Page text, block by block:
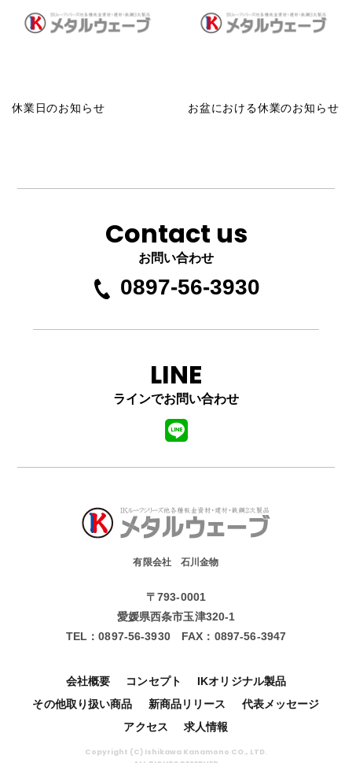
休業日のお知らせ お盆における休業のお知らせ
Contact us
お問い合わせ
0897-56-3930
LINE
ラインでお問い合わせ
有限会社 石川金物
〒793-0001
愛媛県西条市玉津320-1
TEL：0897-56-3930FAX： 0897-56-3947
会社概要 コンセプト
IKオリジナル製品
その他取り扱い商品
新商品リリース
代表メッセージ
アクセス
求人情報
Copyright (C) Ishikawa Kanamono CO., LTD.